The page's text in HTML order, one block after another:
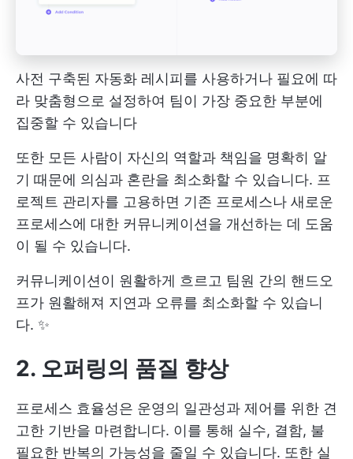
사전 구축된 자동화 레시피를 사용하거나 필요에 따
라 맞춤형으로 설정하여 팀이 가장 중요한 부분에
집중할 수 있습니다
또한 모든 사람이 자신의 역할과 책임을 명확히 알
기 때문에 의심과 혼란을 최소화할 수 있습니다. 프
로젝트 관리자를 고용하면 기존 프로세스나 새로운
프로세스에 대한 커뮤니케이션을 개선하는 데 도움
이 될 수 있습니다.
커뮤니케이션이 원활하게 흐르고 팀원 간의 핸드오
프가 원활해져 지연과 오류를 최소화할 수 있습니
다. ✨
2. 오퍼링의 품질 향상
프로세스 효율성은 운영의 일관성과 제어를 위한 견
고한 기반을 마련합니다. 이를 통해 실수, 결함, 불
필요한 반복의 가능성을 줄일 수 있습니다. 또한 실